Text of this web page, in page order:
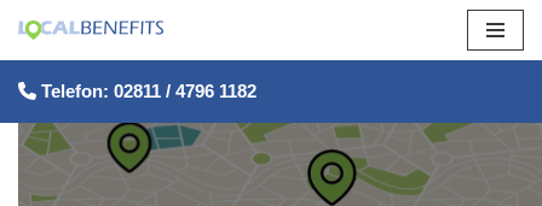
Zum
Inhalt
springen
Telefon: 02811 / 4796 1182